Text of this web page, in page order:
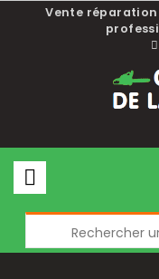
Vente